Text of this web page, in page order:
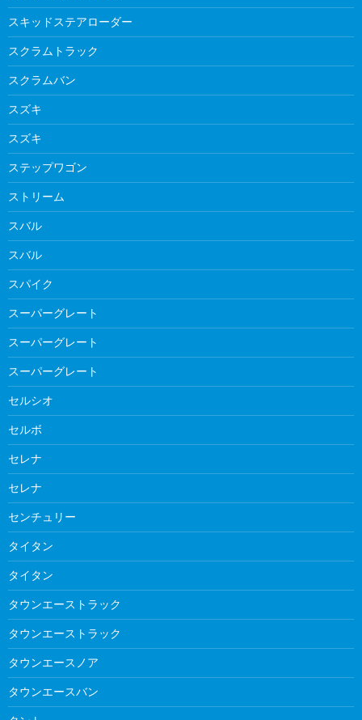
スキッドステアローダー
スクラムトラック
スクラムバン
スズキ
スズキ
ステップワゴン
ストリーム
スバル
スバル
スパイク
スーパーグレート
スーパーグレート
スーパーグレート
セルシオ
セルボ
セレナ
セレナ
センチュリー
タイタン
タイタン
タウンエーストラック
タウンエーストラック
タウンエースノア
タウンエースバン